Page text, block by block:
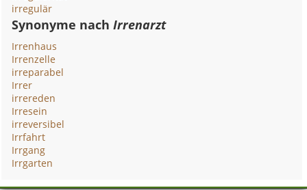
irregulär
Synonyme nachIrrenarzt
Irrenhaus
Irrenzelle
irreparabel
Irrer
irrereden
Irresein
irreversibel
Irrfahrt
Irrgang
Irrgarten